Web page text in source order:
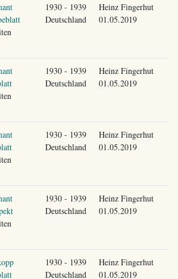
1930 - 1939
Deutschland
Heinz Fingerhut
01.05.2019
1930 - 1939
Deutschland
Heinz Fingerhut
01.05.2019
1930 - 1939
Deutschland
Heinz Fingerhut
01.05.2019
1930 - 1939
Deutschland
Heinz Fingerhut
01.05.2019
1930 - 1939
Deutschland
Heinz Fingerhut
01.05.2019